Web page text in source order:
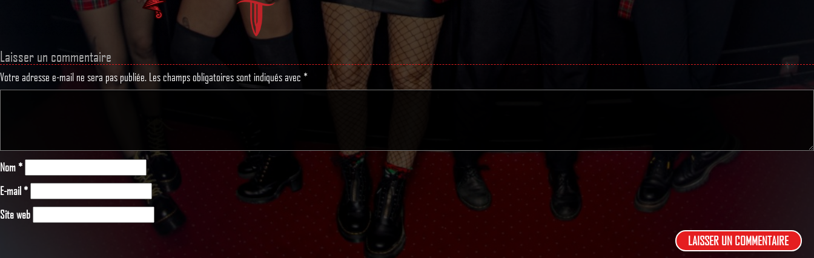
Laisser un commentaire
Votre adresse e-mail ne sera pas publiée. Les champs obligatoires sont indiqués avec *
Nom*
E-mail *
Site web